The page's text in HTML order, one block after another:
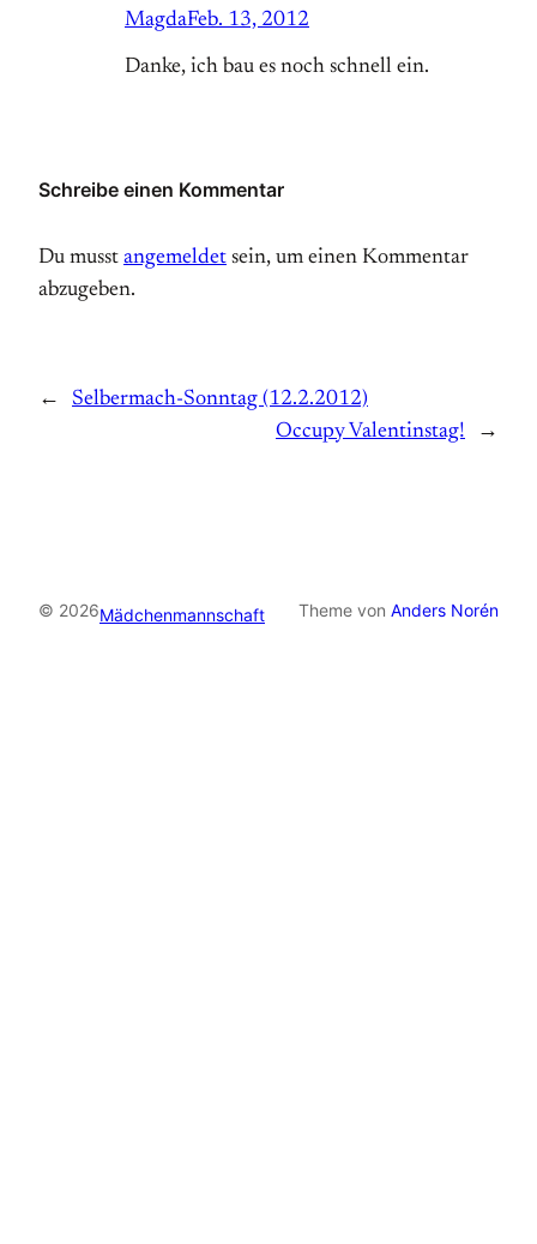
MagdaFeb. 13, 2012
Danke, ich bau es noch schnell ein.
Schreibe einen Kommentar
Du musst angemeldet sein, um einen Kommentar
abzugeben.
←
Selbermach-Sonntag (12.2.2012)
Occupy Valentinstag!
→
© 2026Mädchenmannschaft Theme von Anders Norén